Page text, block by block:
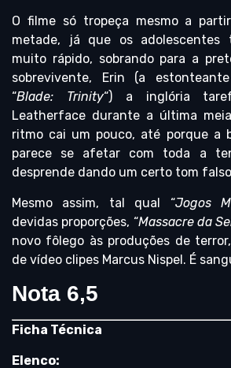
O filme só tropeça mesmo a
metade, já que os adolescentes
muito rápido, sobrando para a
sobrevivente, Erin (a
“Blade: Trinity“) a inglória
Leatherface durante a última
ritmo cai um pouco, até porque a
parece se afetar com toda a
desprende dando um certo tom
Mesmo assim, tal qual “Jogos
devidas proporções, “Massacre da
novo fôlego às produções de
de vídeo clipes Marcus Nispel. É
Nota 6,5
Ficha Técnica
Elenco: